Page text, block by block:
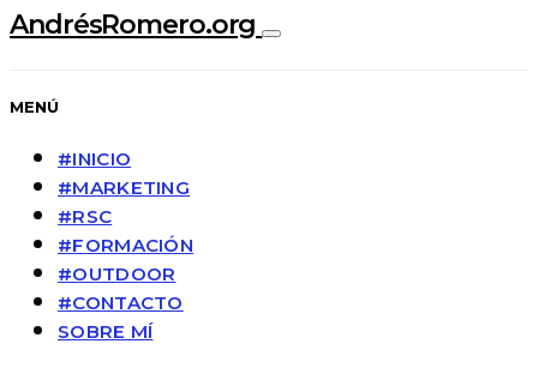
AndrésRomero.org
MENÚ
#INICIO
#MARKETING
#RSC
#FORMACIÓN
#OUTDOOR
#CONTACTO
SOBRE MÍ